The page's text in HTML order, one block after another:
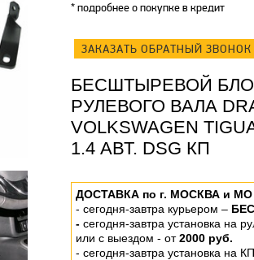
*подробнее о покупке в кредит
ЗАКАЗАТЬ ОБРАТНЫЙ ЗВОНОК
БЕСШТЫРЕВОЙ
РУЛЕВОГО ВАЛА
VOLKSWAGEN
1.4 АВТ. DSG КП
ДОСТАВКА по г. МОСКВА и МО
- сегодня-завтра курьером –
- сегодня-завтра установка на
или с выездом - от2000 руб.
- сегодня-завтра установка на